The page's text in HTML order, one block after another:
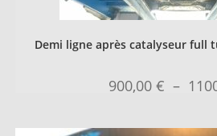
Demi ligne après catalyseur full
900,00 € –